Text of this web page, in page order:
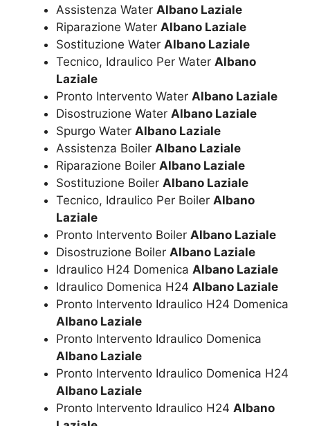
Assistenza Water Albano Laziale
Riparazione Water Albano Laziale
Sostituzione Water Albano Laziale
Tecnico, Idraulico Per Water Albano
Laziale
Pronto Intervento Water Albano Laziale
Disostruzione Water Albano Laziale
Spurgo Water Albano Laziale
Assistenza Boiler Albano Laziale
Riparazione Boiler Albano Laziale
Sostituzione Boiler Albano Laziale
Tecnico, Idraulico Per Boiler Albano
Laziale
Pronto Intervento Boiler Albano Laziale
Disostruzione Boiler Albano Laziale
Idraulico H24 Domenica Albano Laziale
Idraulico Domenica H24 Albano Laziale
Pronto Intervento Idraulico H24 Domenica
Albano Laziale
Pronto Intervento Idraulico Domenica
Albano Laziale
Pronto Intervento Idraulico Domenica H24
Albano Laziale
Pronto Intervento Idraulico H24 Albano